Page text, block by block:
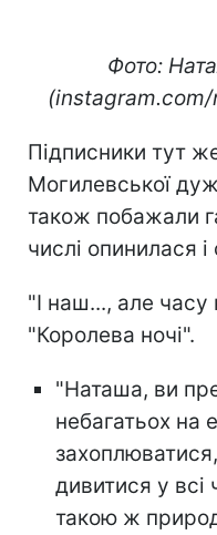
Фото:
Підписники тут
Могилевської
також побажали
числі опинилася
"І наш..., але
"Королева ночі".
"Наташа, ви
небагатьох на
дивитися у
такою ж